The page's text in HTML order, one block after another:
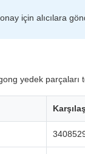
için alıcılara
yedek parçaları